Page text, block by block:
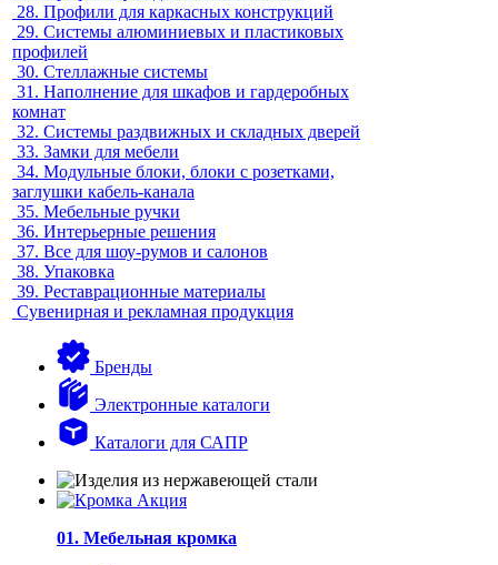
28. Профили для каркасных конструкций
29. Системы алюминиевых и пластиковых
профилей
30. Стеллажные системы
31. Наполнение для шкафов и гардеробных
комнат
32. Системы раздвижных и складных дверей
33. Замки для мебели
34. Модульные блоки, блоки с розетками,
заглушки кабель-канала
35. Мебельные ручки
36. Интерьерные решения
37. Все для шоу-румов и салонов
38. Упаковка
39. Реставрационные материалы
Сувенирная и рекламная продукция
Бренды
Электронные каталоги
Каталоги для САПР
01. Мебельная кромка